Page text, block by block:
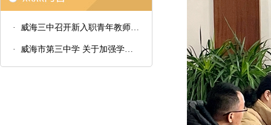
· 威海三中召开新入职青年教师汇报课总结会议
· 威海市第三中学 关于加强学生八项学习习惯培养的通知